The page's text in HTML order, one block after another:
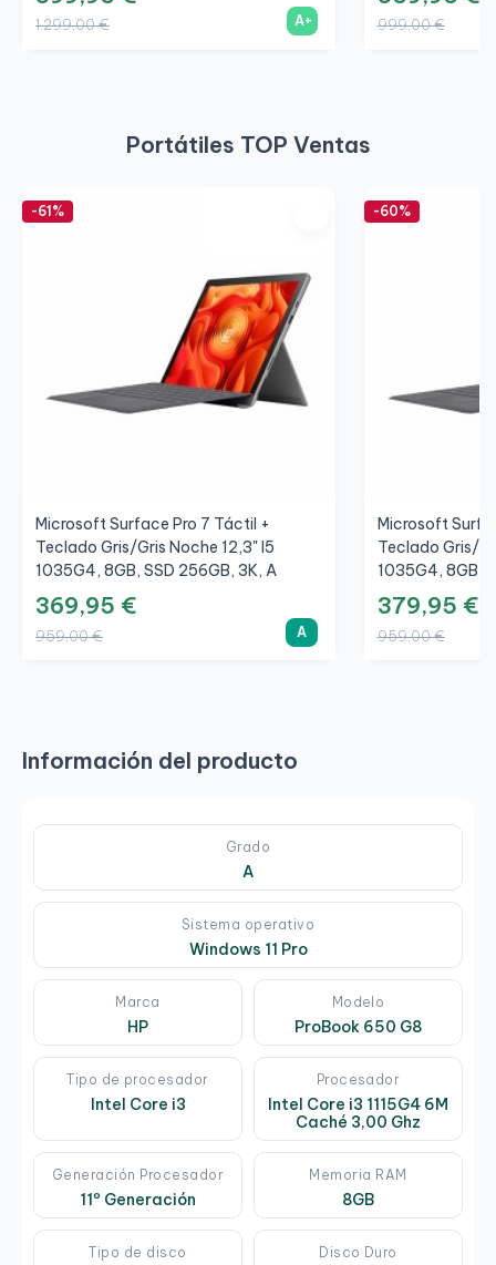
1.299,00 € A+ 999,00 €
Portátiles TOP Ventas
-61%
Microsoft Surface Pro 7 Táctil +
Teclado Gris/Gris Noche 12,3" I5
1035G4, 8GB, SSD 256GB, 3K, A
369,95 €
959,00 € A
-60%
Microsoft
Teclado Gris/
1035G4, 8GB,
379,95 €
959,00 €
Información del producto
Grado
A
Sistema operativo
Windows 11 Pro
Marca
HP
Modelo
ProBook 650 G8
Tipo de procesador
Intel Core i3
Procesador
Intel Core i3 1115G4 6M
Caché 3,00 Ghz
Generación Procesador
11º Generación
Memoria RAM
8GB
Tipo de disco Disco Duro